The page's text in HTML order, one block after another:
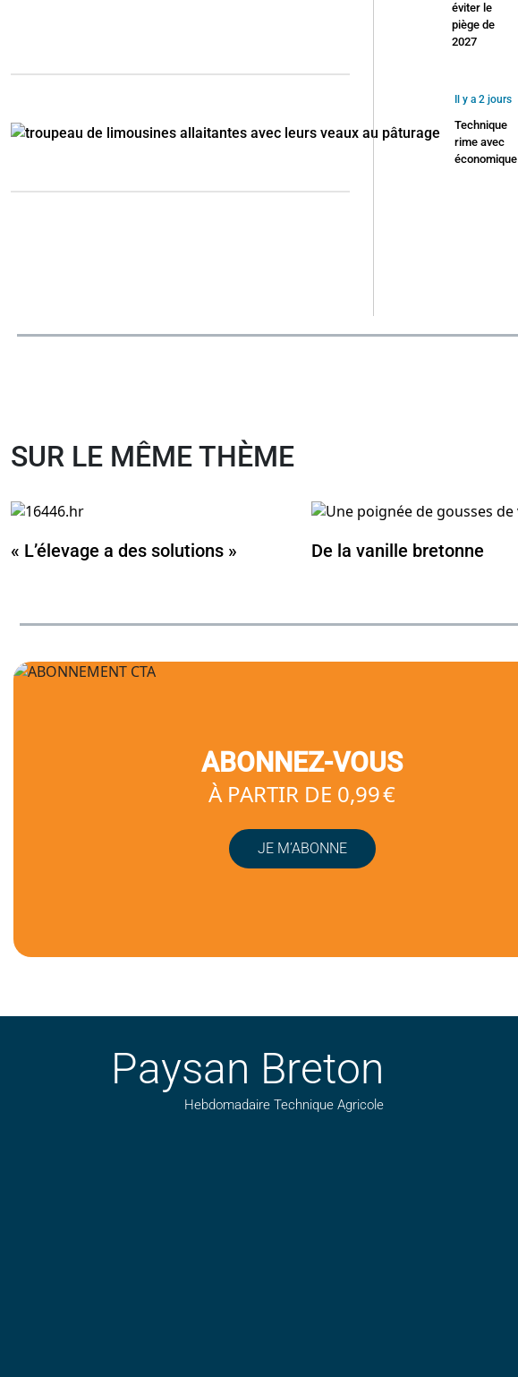
éviter le
piège de
2027
Il y a 2 jours
Technique
rime avec
économique
SUR LE MÊME THÈME
« L’élevage a des solutions » De la vanille bretonne
ABONNEZ-VOUS
À PARTIR DE 0,99 €
JE M’ABONNE
Paysan Breton
Hebdomadaire Technique Agricole